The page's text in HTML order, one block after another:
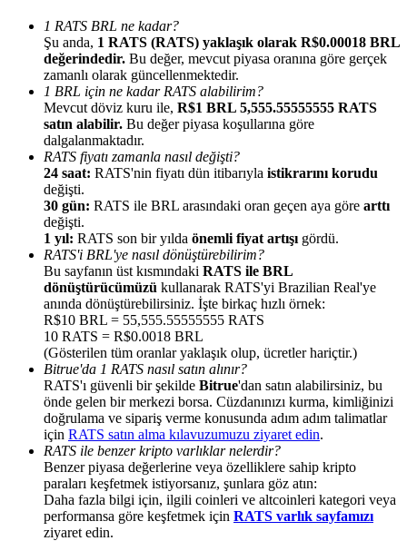
Yönlendirme
Arkadaşını davet et, nakit ödüller kazan
BTC Welcome Rewards
BTC Welcome Rewards
Deposit & Trade BTC to Share 25000 USDT prize pool!
1 RATS BRL ne kadar?
Şu anda, 1 RATS (RATS) yaklaşık olarak R$0.00018 BRL
değerindedir. Bu değer, mevcut piyasa oranına göre gerçek
zamanlı olarak güncellenmektedir.
1 BRL için ne kadar RATS alabilirim?
Mevcut döviz kuru ile, R$1 BRL 5,555.55555555 RATS
satın alabilir. Bu değer piyasa koşullarına göre
dalgalanmaktadır.
RATS fiyatı zamanla nasıl değişti?
24 saat: RATS'nin fiyatı dün itibarıyla istikrarını korudu
değişti.
30 gün: RATS ile BRL arasındaki oran geçen aya göre arttı
değişti.
1 yıl: RATS son bir yılda önemli fiyat artışı gördü.
RATS'i BRL'ye nasıl dönüştürebilirim?
Bu sayfanın üst kısmındaki RATS ile BRL
dönüştürücümüzü kullanarak RATS'yi Brazilian Real'ye
anında dönüştürebilirsiniz. İşte birkaç hızlı örnek:
R$10 BRL = 55,555.55555555 RATS
10 RATS = R$0.0018 BRL
(Gösterilen tüm oranlar yaklaşık olup, ücretler hariçtir.)
Bitrue'da 1 RATS nasıl satın alınır?
RATS'ı güvenli bir şekilde Bitrue'dan satın alabilirsiniz, bu
önde gelen bir merkezi borsa. Cüzdanınızı kurma, kimliğinizi
doğrulama ve sipariş verme konusunda adım adım talimatlar
için RATS satın alma kılavuzumuzu ziyaret edin.
RATS ile benzer kripto varlıklar nelerdir?
Benzer piyasa değerlerine veya özelliklere sahip kripto
paraları keşfetmek istiyorsanız, şunlara göz atın:
Daha fazla bilgi için, ilgili coinleri ve altcoinleri kategori veya
performansa göre keşfetmek için RATS varlık sayfamızı
ziyaret edin.